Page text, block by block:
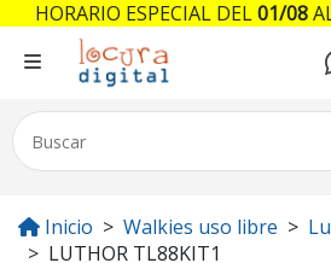
Inicio Walkies uso libre
LUTHOR TL88KIT1
HORARIO ESPECIAL DEL01/08